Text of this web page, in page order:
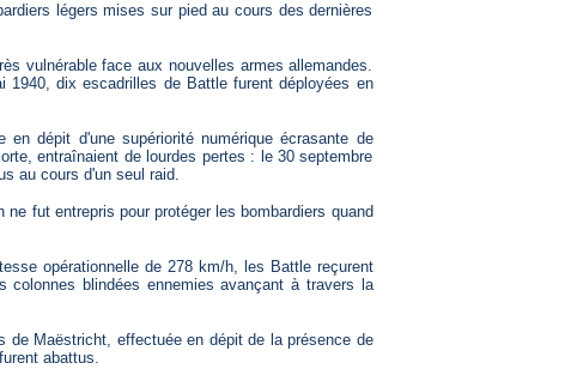
légers mises sur pied au cours des dernières
vulnérable face aux nouvelles armes allemandes.
1940, dix escadrilles de Battle furent déployées en
dépit d'une supériorité numérique écrasante de
entraînaient de lourdes pertes : le 30 septembre
au cours d'un seul raid.
fut entrepris pour protéger les bombardiers quand
opérationnelle de 278 km/h, les Battle reçurent
colonnes blindées ennemies avançant à travers la
de Maëstricht, effectuée en dépit de la présence de
abattus.